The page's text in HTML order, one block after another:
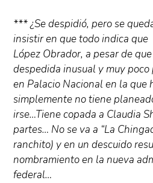
*** ¿Se despidió, pero se
insistir en que todo indica que
López Obrador, a pesar de
despedida inusual y muy
en Palacio Nacional en la que
simplemente no tiene
irse…Tiene copada a Claudia
partes… No se va a “La
ranchito) y en un descuido
nombramiento en la nueva
federal…